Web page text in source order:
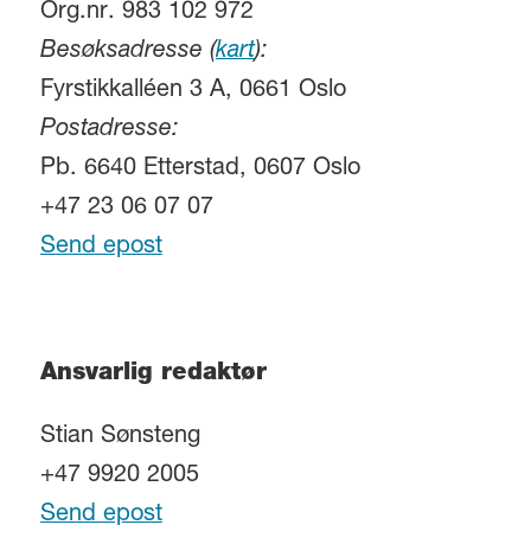
Org.nr. 983 102 972
Besøksadresse (kart):
Fyrstikkalléen 3 A, 0661 Oslo
Postadresse:
Pb. 6640 Etterstad, 0607 Oslo
+47 23 06 07 07
Send epost
Ansvarlig redaktør
Stian Sønsteng
+47 9920 2005
Send epost